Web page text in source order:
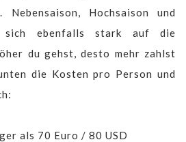
Nebensaison, Hochsaison und
sich ebenfalls stark auf die
du gehst, desto mehr zahlst
die Kosten pro Person und
als 70 Euro / 80 USD